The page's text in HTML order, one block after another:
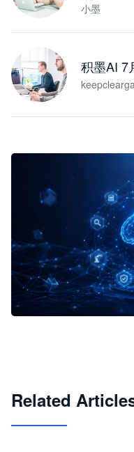
小墨
积墨AI 7
Related